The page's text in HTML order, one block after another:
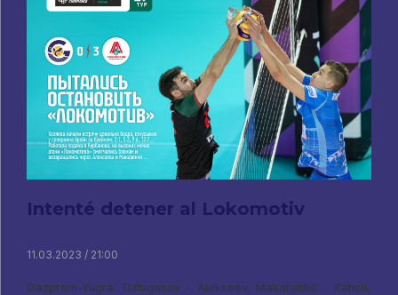
Intenté detener al Lokomotiv
11.03.2023 / 21:00
Gazprom-Yugra: Ozhiganov - Alekseev, Makarenko - Katich,